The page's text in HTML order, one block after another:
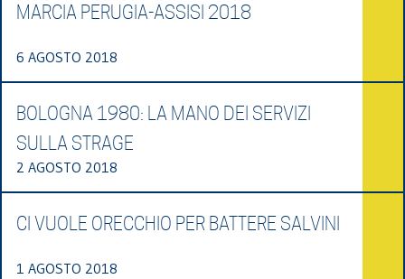
MARCIA PERUGIA-ASSISI 2018
6 AGOSTO 2018
BOLOGNA 1980: LA MANO DEI SERVIZI
SULLA STRAGE
2 AGOSTO 2018
CI VUOLE ORECCHIO PER BATTERE SALVINI
1 AGOSTO 2018